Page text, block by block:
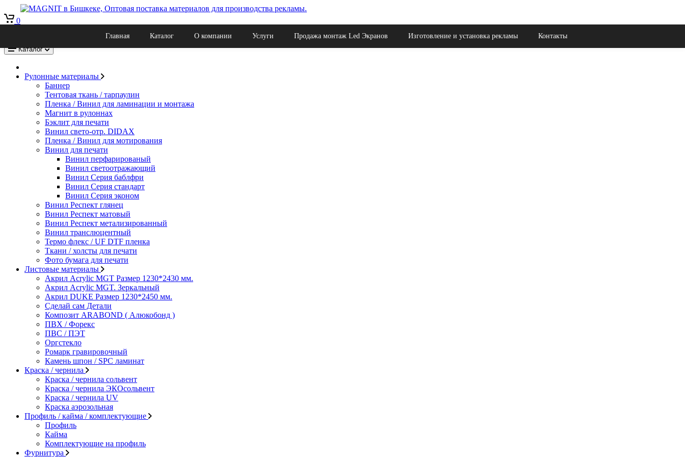
Главная Каталог О компании Услуги Продажа монтаж Led Экранов Изготовление и установка рекламы Контакты
0
Кыргызстан, г. Бишкек, Ул. Льва Толстого 22к
Каталог
Рулонные материалы
Баннер
Тентовая ткань / тарпаулин
Пленка / Винил для ламинации и монтажа
Магнит в рулоннах
Бэклит для печати
Винил свето-отр. DIDAX
Пленка / Винил для мотирования
Винил для печати
Винил перфарированый
Винил светоотражающий
Винил Серия баблфри
Винил Серия стандарт
Винил Серия эконом
Винил Респект глянец
Винил Респект матовый
Винил Респект метализированный
Винил транслюцентный
Термо флекс / UF DTF пленка
Ткани / холсты для печати
Фото бумага для печати
Листовые материалы
Акрил Acrylic MGT Размер 1230*2430 мм.
Акрил Acrylic MGT. Зеркальный
Акрил DUKE Размер 1230*2450 мм.
Сделай сам Детали
Композит ARABOND ( Алюкобонд )
ПВХ / Форекс
ПВС / ПЭТ
Оргстекло
Ромарк гравировочный
Камень шпон / SPC ламинат
Краска / чернила
Краска / чернила сольвент
Краска / чернила ЭКОсольвент
Краска / чернила UV
Краска аэрозольная
Профиль / кайма / комплектующие
Профиль
Кайма
Комплектующие на профиль
Фурнитура